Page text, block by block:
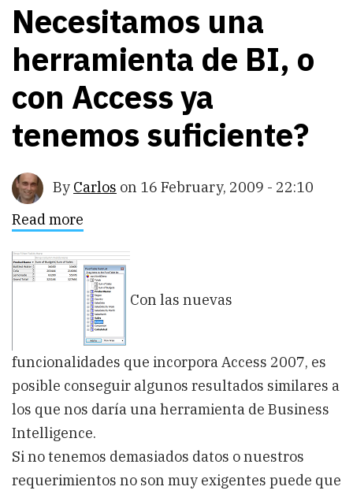
Necesitamos una
herramienta de BI, o
con Access ya
tenemos suficiente?
By Carlos on 16 February, 2009 - 22:10
Read more
una
herramienta
de
BI,
o
con
Access
ya
tenemos
suficiente?
Con las nuevas
funcionalidades que incorpora Access 2007, es
posible conseguir algunos resultados similares a
los que nos daría una herramienta de Business
Intelligence.
Si no tenemos demasiados datos o nuestros
requerimientos no son muy exigentes puede que